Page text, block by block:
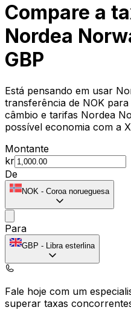
Compare a
Nordea
GBP
Está pensando em usar
transferência de NOK
câmbio e tarifas Nordea
possível economia com a
Montante
kr
De
NOK - Coroa norueguesa
Para
GBP - Libra esterlina
Fale hoje com um
superar taxas